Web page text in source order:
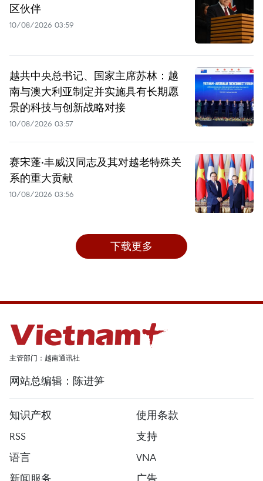
区伙伴
10/08/2026 03:59
越共中央总书记、国家主席苏林：越
南与澳大利亚制定并实施具有长期愿
景的科技与创新战略对接
10/08/2026 03:57
赛宋蓬·丰威汉同志及其对越老特殊关
系的重大贡献
10/08/2026 03:56
下载更多
主管部门：越南通讯社
网站总编辑：陈进笋
知识产权
使用条款
RSS
支持
语言
VNA
新闻服务
广告